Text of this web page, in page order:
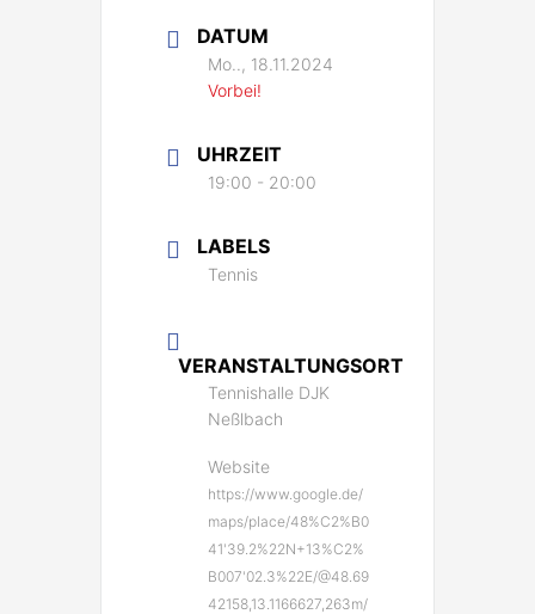
DATUM
Mo.., 18.11.2024
Vorbei!
UHRZEIT
19:00 - 20:00
LABELS
Tennis
VERANSTALTUNGSORT
Tennishalle DJK
Neßlbach
Website
https://www.google.de/
maps/place/48%C2%B0
41'39.2%22N+13%C2%
B007'02.3%22E/@48.69
42158,13.1166627,263m/